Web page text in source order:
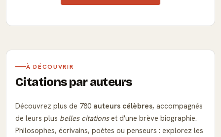
À DÉCOUVRIR
Citations par auteurs
Découvrez plus de 780 auteurs célèbres, accompagnés
de leurs plus belles citationset d'une brève biographie.
Philosophes, écrivains, poètes ou penseurs : explorez les